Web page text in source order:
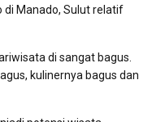
di Manado, Sulut relatif
di sangat bagus.
kulinernya bagus dan